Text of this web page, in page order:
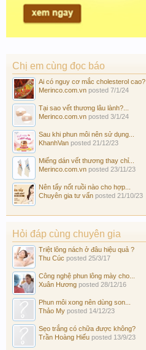
Chị em cùng đọc báo
Ai có nguy cơ mắc cholesterol cao?
Merinco.com.vn posted 7/1/24
Tại sao vết thương lâu lành?...
Merinco.com.vn posted 3/1/24
Sau khi phun môi nên sử dụng...
KhanhVan posted 21/12/23
Miếng dán vết thương thay chỉ...
Merinco.com.vn posted 23/11/23
Nên tẩy nốt ruồi nào cho hợp...
Chuyên gia tư vấn posted 21/10/23
Hỏi đáp cùng chuyên gia
Triệt lông nách ở đâu hiệu quả ?
Thu Cúc posted 25/3/17
Công nghệ phun lông mày cho...
Xuân Hương posted 28/12/16
Phun môi xong nên dùng son...
Thảo My posted 14/12/23
Sẹo trắng có chữa được không?
Trần Hoàng Hiếu posted 13/9/23